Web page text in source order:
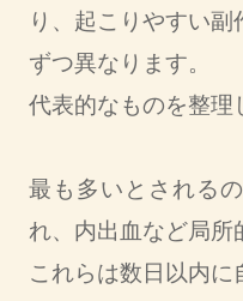
り、起こりやすい
ずつ異なります。
代表的なものを整理
最も多いとされる
れ、内出血など局所
これらは数日以内